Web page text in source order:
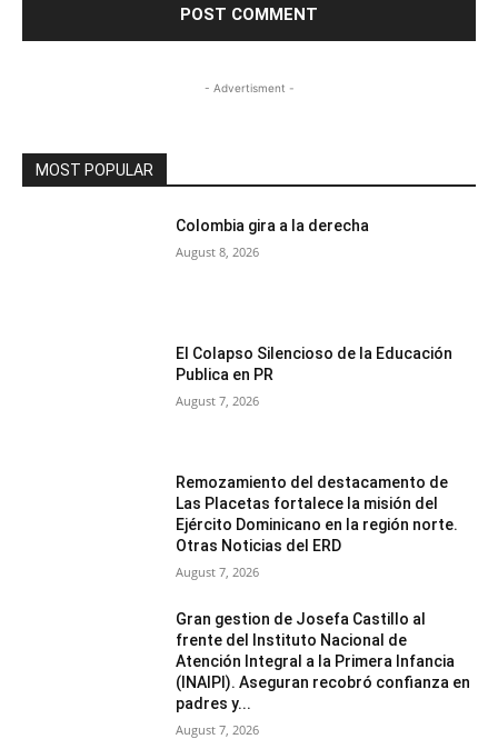
- Advertisment -
MOST POPULAR
Colombia gira a la derecha
August 8, 2026
El Colapso Silencioso de la Educación
Publica en PR
August 7, 2026
Remozamiento del destacamento de
Las Placetas fortalece la misión del
Ejército Dominicano en la región norte.
Otras Noticias del ERD
August 7, 2026
Gran gestion de Josefa Castillo al
frente del Instituto Nacional de
Atención Integral a la Primera Infancia
(INAIPI). Aseguran recobró confianza en
padres y...
August 7, 2026